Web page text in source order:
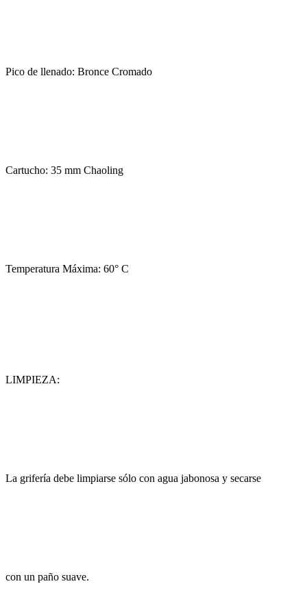
Pico de llenado: Bronce Cromado
Cartucho: 35 mm Chaoling
Temperatura Máxima: 60° C
LIMPIEZA:
La grifería debe limpiarse sólo con agua jabonosa y secarse
con un paño suave.